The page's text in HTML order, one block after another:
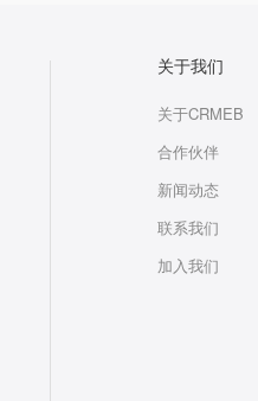
关于我们
关于CRMEB
合作伙伴
新闻动态
联系我们
加入我们